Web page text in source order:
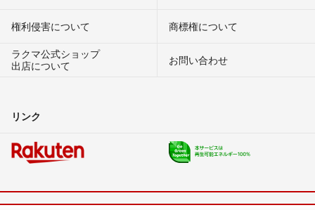
権利侵害について
商標権について
ラクマ公式ショップ
出店について
お問い合わせ
リンク